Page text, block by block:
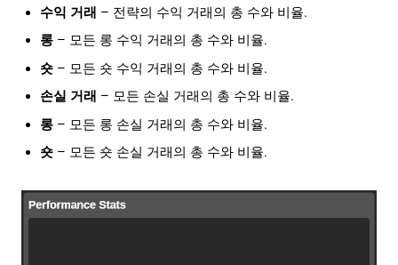
수익 거래 – 전략의 수익 거래의 총 수와 비율.
롱– 모든 롱 수익 거래의 총 수와 비율.
숏– 모든 숏 수익 거래의 총 수와 비율.
손실 거래 – 모든 손실 거래의 총 수와 비율.
롱– 모든 롱 손실 거래의 총 수와 비율.
숏– 모든 숏 손실 거래의 총 수와 비율.